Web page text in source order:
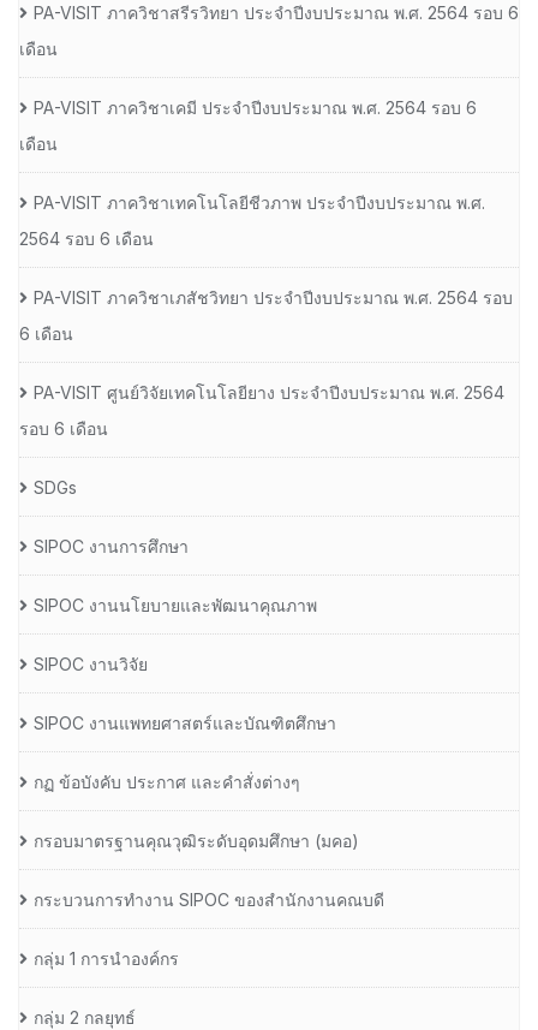
PA-VISIT ภาควิชาสรีรวิทยา ประจำปีงบประมาณ พ.ศ. 2564 รอบ 6
เดือน
PA-VISIT ภาควิชาเคมี ประจำปีงบประมาณ พ.ศ. 2564 รอบ 6
เดือน
PA-VISIT ภาควิชาเทคโนโลยีชีวภาพ ประจำปีงบประมาณ พ.ศ.
2564 รอบ 6 เดือน
PA-VISIT ภาควิชาเภสัชวิทยา ประจำปีงบประมาณ พ.ศ. 2564 รอบ
6 เดือน
PA-VISIT ศูนย์วิจัยเทคโนโลยียาง ประจำปีงบประมาณ พ.ศ. 2564
รอบ 6 เดือน
SDGs
SIPOC งานการศึกษา
SIPOC งานนโยบายและพัฒนาคุณภาพ
SIPOC งานวิจัย
SIPOC งานแพทยศาสตร์และบัณฑิตศึกษา
กฏ ข้อบังคับ ประกาศ และคำสั่งต่างๆ
กรอบมาตรฐานคุณวุฒิระดับอุดมศึกษา (มคอ)
กระบวนการทำงาน SIPOC ของสำนักงานคณบดี
กลุ่ม 1 การนำองค์กร
กลุ่ม 2 กลยุทธ์